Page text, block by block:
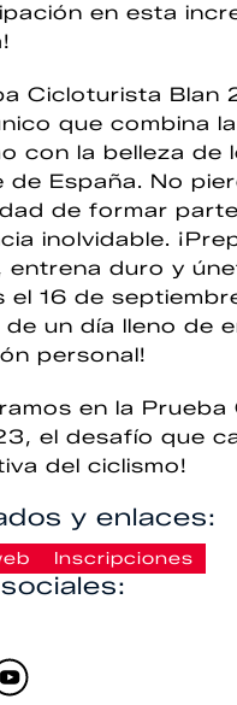
en esta
Cicloturista Blan
que combina
con la belleza de
de España. No
de formar
inolvidable.
entrena duro y
el 16 de
un día lleno de
personal!
en la
el desafío que
del ciclismo!
y enlaces:
Inscripciones